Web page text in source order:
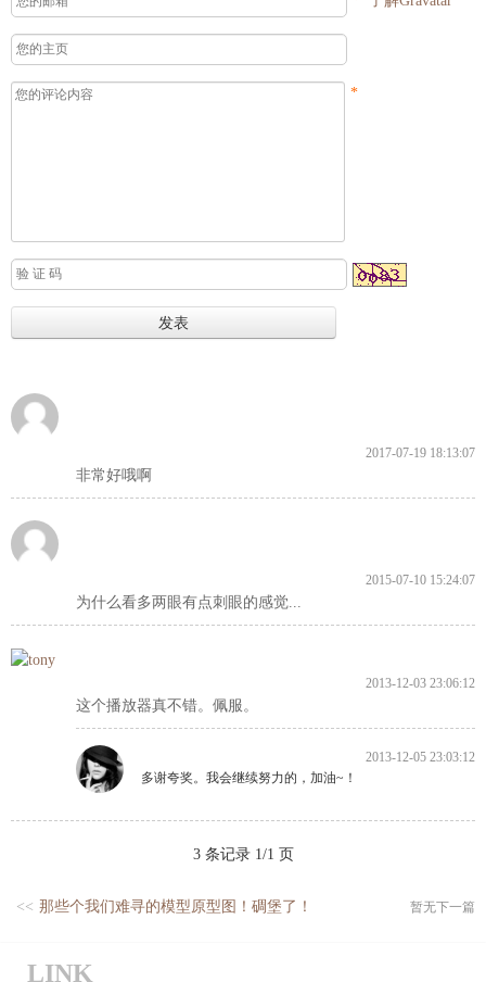
*
2017-07-19 18:13:07
非常好哦啊
2015-07-10 15:24:07
为什么看多两眼有点刺眼的感觉...
2013-12-03 23:06:12
这个播放器真不错。佩服。
2013-12-05 23:03:12
多谢夸奖。我会继续努力的，加油~！
3 条记录 1/1 页
<< 那些个我们难寻的模型原型图！碉堡了！ 暂无下一篇
LINK